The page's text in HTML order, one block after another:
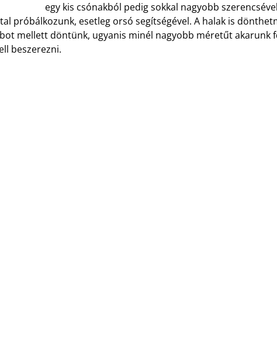
egy kis csónakból pedig sokkal nagyobb szerencsével
próbálkozunk, esetleg orsó segítségével. A halak is
mellett döntünk, ugyanis minél nagyobb méretűt akarunk
beszerezni.